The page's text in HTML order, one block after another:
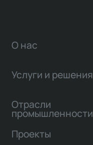
О нас
Услуги и решения
Отрасли
промышленности
Проекты